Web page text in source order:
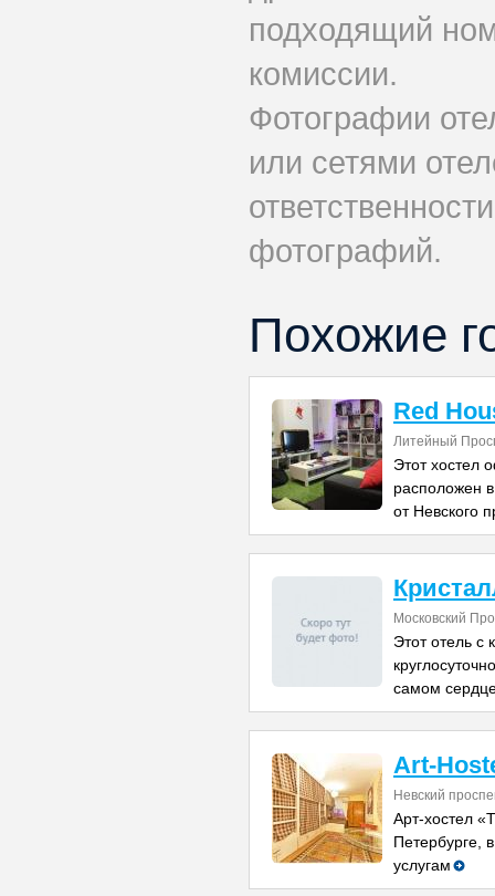
подходящий
комиссии.
Фотографии
или сетями
фотографий.
Похожие
Red
Литейный
Этот хостел
расположен
от Невского
Московский
Этот отель
самом
Art-
Невский
Арт-хостел
Петербурге,
услугам